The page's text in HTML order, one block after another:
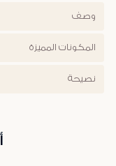
وصف
المكونات المميزة
نصيحة